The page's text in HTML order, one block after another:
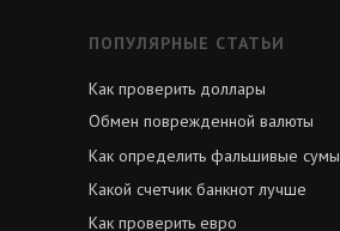
ПОПУЛЯРНЫЕ СТАТЬИ
Как проверить доллары
Обмен поврежденной валюты
Как определить фальшивые сумы
Какой счетчик банкнот лучше
Как проверить евро